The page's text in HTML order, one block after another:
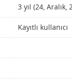
3 yıl (24, Aralık,
Kayıtlı kullanıcı